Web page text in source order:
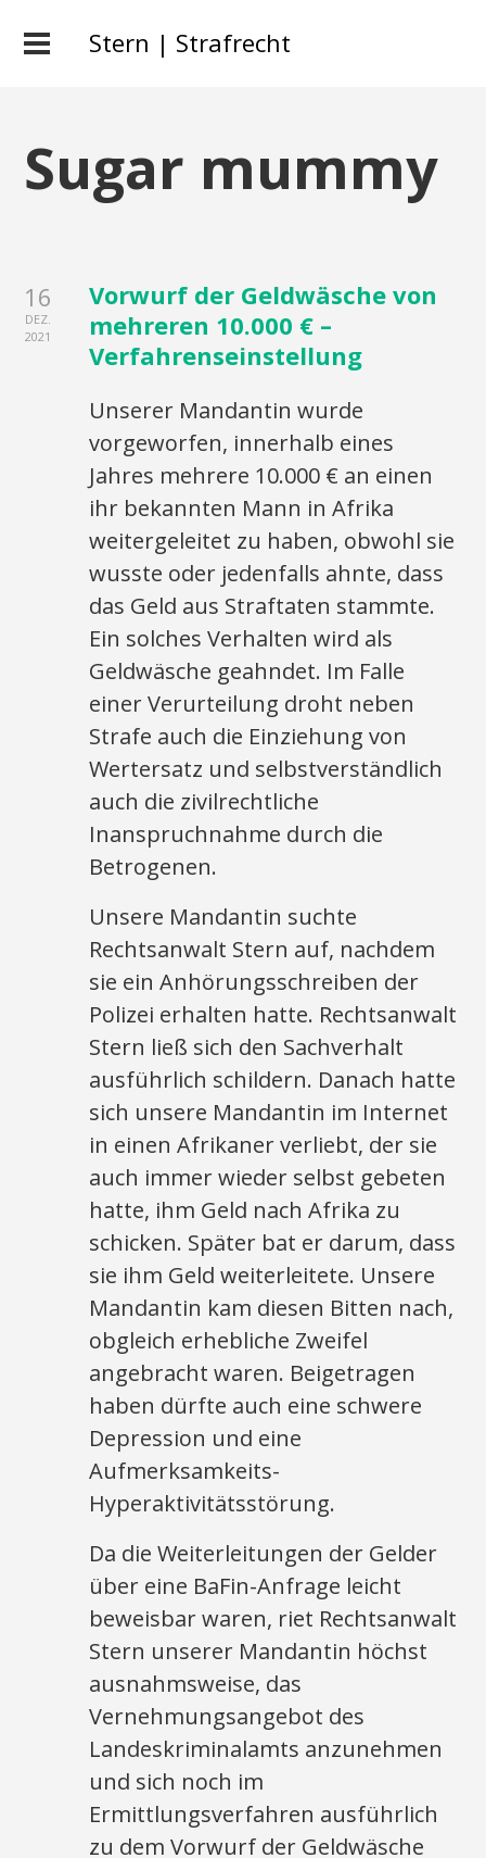
Stern | Strafrecht
Sugar mummy
16
DEZ.
2021
Vorwurf der Geldwäsche von
mehreren 10.000 € –
Verfahrenseinstellung
Unserer Mandantin wurde
vorgeworfen, innerhalb eines
Jahres mehrere 10.000 € an einen
ihr bekannten Mann in Afrika
weitergeleitet zu haben, obwohl sie
wusste oder jedenfalls ahnte, dass
das Geld aus Straftaten stammte.
Ein solches Verhalten wird als
Geldwäsche geahndet. Im Falle
einer Verurteilung droht neben
Strafe auch die Einziehung von
Wertersatz und selbstverständlich
auch die zivilrechtliche
Inanspruchnahme durch die
Betrogenen.
Unsere Mandantin suchte
Rechtsanwalt Stern auf, nachdem
sie ein Anhörungsschreiben der
Polizei erhalten hatte. Rechtsanwalt
Stern ließ sich den Sachverhalt
ausführlich schildern. Danach hatte
sich unsere Mandantin im Internet
in einen Afrikaner verliebt, der sie
auch immer wieder selbst gebeten
hatte, ihm Geld nach Afrika zu
schicken. Später bat er darum, dass
sie ihm Geld weiterleitete. Unsere
Mandantin kam diesen Bitten nach,
obgleich erhebliche Zweifel
angebracht waren. Beigetragen
haben dürfte auch eine schwere
Depression und eine
Aufmerksamkeits-
Hyperaktivitätsstörung.
Da die Weiterleitungen der Gelder
über eine BaFin-Anfrage leicht
beweisbar waren, riet Rechtsanwalt
Stern unserer Mandantin höchst
ausnahmsweise, das
Vernehmungsangebot des
Landeskriminalamts anzunehmen
und sich noch im
Ermittlungsverfahren ausführlich
zu dem Vorwurf der Geldwäsche